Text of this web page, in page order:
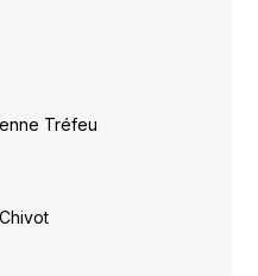
Tréfeu